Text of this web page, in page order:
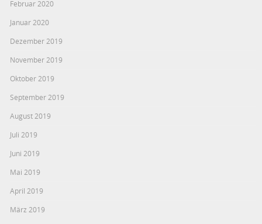
Februar 2020
Januar 2020
Dezember 2019
November 2019
Oktober 2019
September 2019
August 2019
Juli 2019
Juni 2019
Mai 2019
April 2019
März 2019